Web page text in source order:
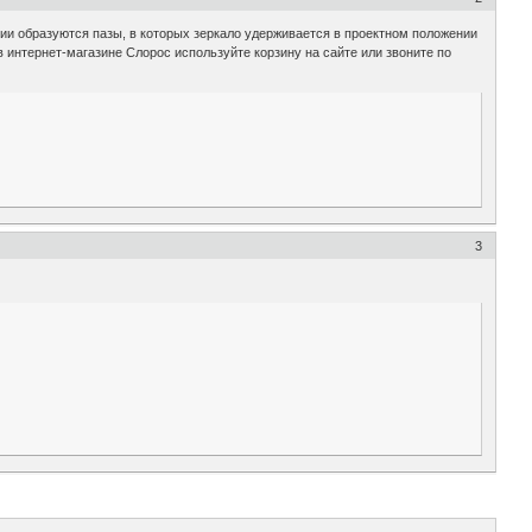
образуются пазы, в которых зеркало удерживается в проектном положении
магазине Слорос используйте корзину на сайте или звоните по
3